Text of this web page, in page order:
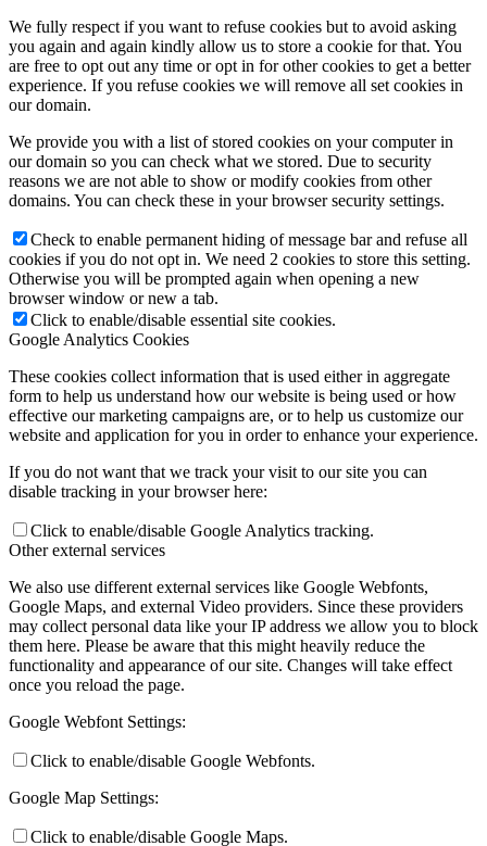
We fully respect if you want to refuse cookies but to avoid asking
you again and again kindly allow us to store a cookie for that. You
are free to opt out any time or opt in for other cookies to get a better
experience. If you refuse cookies we will remove all set cookies in
our domain.
We provide you with a list of stored cookies on your computer in
our domain so you can check what we stored. Due to security
reasons we are not able to show or modify cookies from other
domains. You can check these in your browser security settings.
Check to enable permanent hiding of message bar and refuse all
cookies if you do not opt in. We need 2 cookies to store this setting.
Otherwise you will be prompted again when opening a new
browser window or new a tab.
Click to enable/disable essential site cookies.
Google Analytics Cookies
These cookies collect information that is used either in aggregate
form to help us understand how our website is being used or how
effective our marketing campaigns are, or to help us customize our
website and application for you in order to enhance your experience.
If you do not want that we track your visit to our site you can
disable tracking in your browser here:
Click to enable/disable Google Analytics tracking.
Other external services
We also use different external services like Google Webfonts,
Google Maps, and external Video providers. Since these providers
may collect personal data like your IP address we allow you to block
them here. Please be aware that this might heavily reduce the
functionality and appearance of our site. Changes will take effect
once you reload the page.
Google Webfont Settings:
Click to enable/disable Google Webfonts.
Google Map Settings:
Click to enable/disable Google Maps.